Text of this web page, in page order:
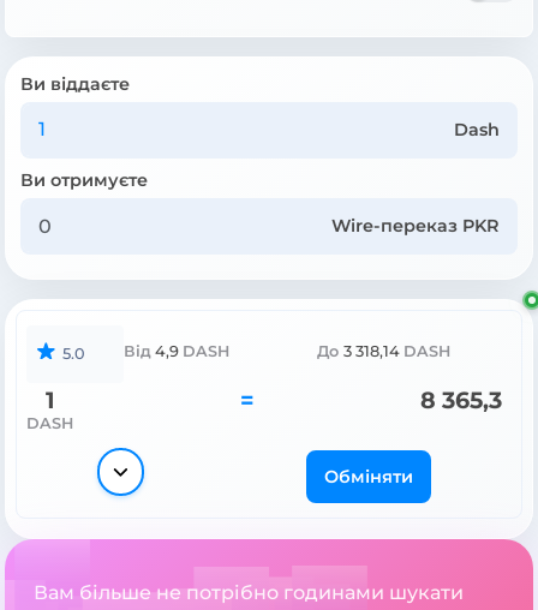
Ви віддаєте
Dash
Ви отримуєте
Wire-переказ PKR
5.0 Від 4,9 DASH До 3 318,14 DASH
1
DASH
= 8 365,3
Обміняти
Вам більше не потрібно годинами шукати